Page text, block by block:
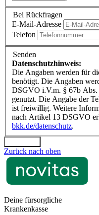
Bei Rückfragen
E-Mail-Adresse
Telefon
Senden
Datenschutzhinweis:
Die Angaben werden für
benötigt. Die Angaben
DSGVO i.V.m. § 67b Abs.
genutzt. Die Angabe der
ist freiwillig. Weitere
nach Artikel 13 DSGVO
bkk.de/datenschutz.
Zurück nach oben
Deine fürsorgliche
Krankenkasse